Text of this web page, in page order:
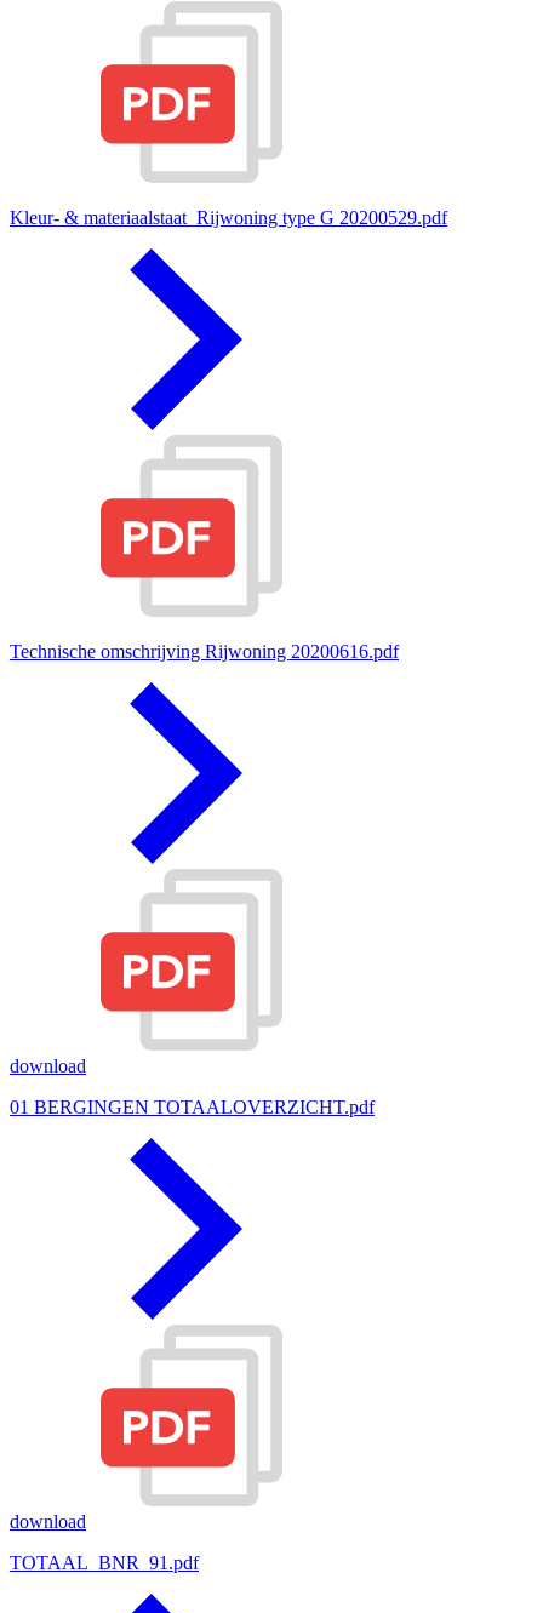
Kleur- & materiaalstaat_Rijwoning type G 20200529.pdf
Technische omschrijving Rijwoning 20200616.pdf
download
01 BERGINGEN TOTAALOVERZICHT.pdf
download
TOTAAL_BNR_91.pdf